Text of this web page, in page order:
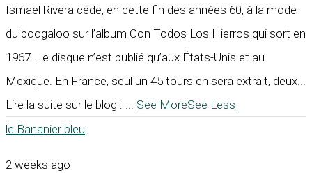
Ismael Rivera cède, en cette fin des années 60, à la mode
du boogaloo sur l’album Con Todos Los Hierros qui sort en
1967. Le disque n’est publié qu’aux États-Unis et au
Mexique. En France, seul un 45 tours en sera extrait, deux...
Lire la suite sur le blog : ... See MoreSee Less
le Bananier bleu
2 weeks ago